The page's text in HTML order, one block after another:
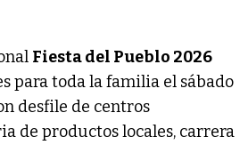
Fiesta del Pueblo 2026
para toda la familia el sábado
desfile de centros
de productos locales, carrera